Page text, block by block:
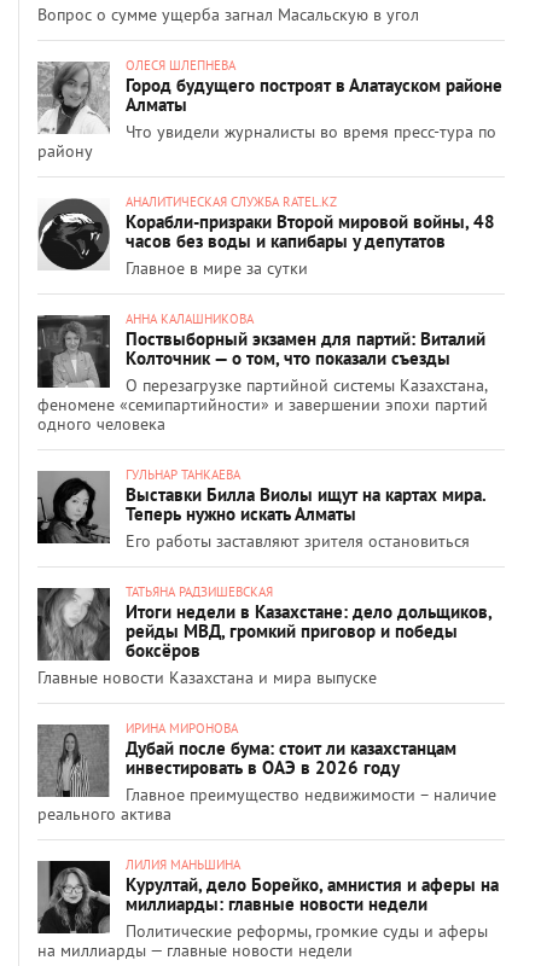
Вопрос о сумме ущерба загнал Масальскую в угол
ОЛЕСЯ ШЛЕПНЕВА
Город будущего построят в Алатауском районе
Алматы
Что увидели журналисты во время пресс-тура по
району
АНАЛИТИЧЕСКАЯ СЛУЖБА RATEL.KZ
Корабли-призраки Второй мировой войны, 48
часов без воды и капибары у депутатов
Главное в мире за сутки
АННА КАЛАШНИКОВА
Поствыборный экзамен для партий: Виталий
Колточник — о том, что показали съезды
О перезагрузке партийной системы Казахстана,
феномене «семипартийности» и завершении эпохи партий
одного человека
ГУЛЬНАР ТАНКАЕВА
Выставки Билла Виолы ищут на картах мира.
Теперь нужно искать Алматы
Его работы заставляют зрителя остановиться
ТАТЬЯНА РАДЗИШЕВСКАЯ
Итоги недели в Казахстане: дело дольщиков,
рейды МВД, громкий приговор и победы
боксёров
Главные новости Казахстана и мира выпуске
ИРИНА МИРОНОВА
Дубай после бума: стоит ли казахстанцам
инвестировать в ОАЭ в 2026 году
Главное преимущество недвижимости – наличие
реального актива
ЛИЛИЯ МАНЬШИНА
Курултай, дело Борейко, амнистия и аферы на
миллиарды: главные новости недели
Политические реформы, громкие суды и аферы
на миллиарды — главные новости недели